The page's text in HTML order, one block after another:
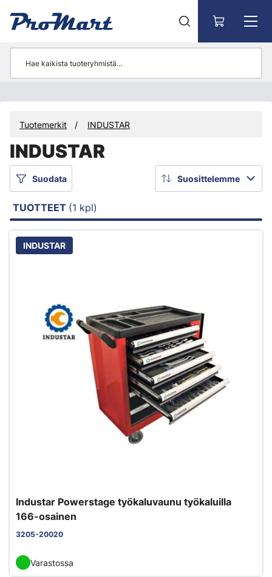
Tuotemerkit INDUSTAR
INDUSTAR
Suodata Suosittelemme
TUOTTEET (1 kpl)
INDUSTAR
Industar Powerstage työkaluvaunu työkaluilla
166-osainen
3205-20020
Varastossa